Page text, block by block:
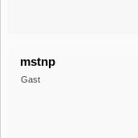
mstnp
Gast